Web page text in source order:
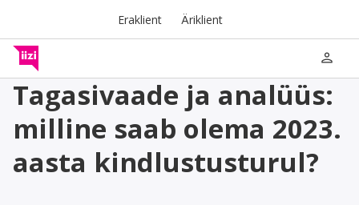
Eraklient Äriklient
person
Tagasivaade ja analüüs:
milline saab olema 2023.
aasta kindlustusturul?